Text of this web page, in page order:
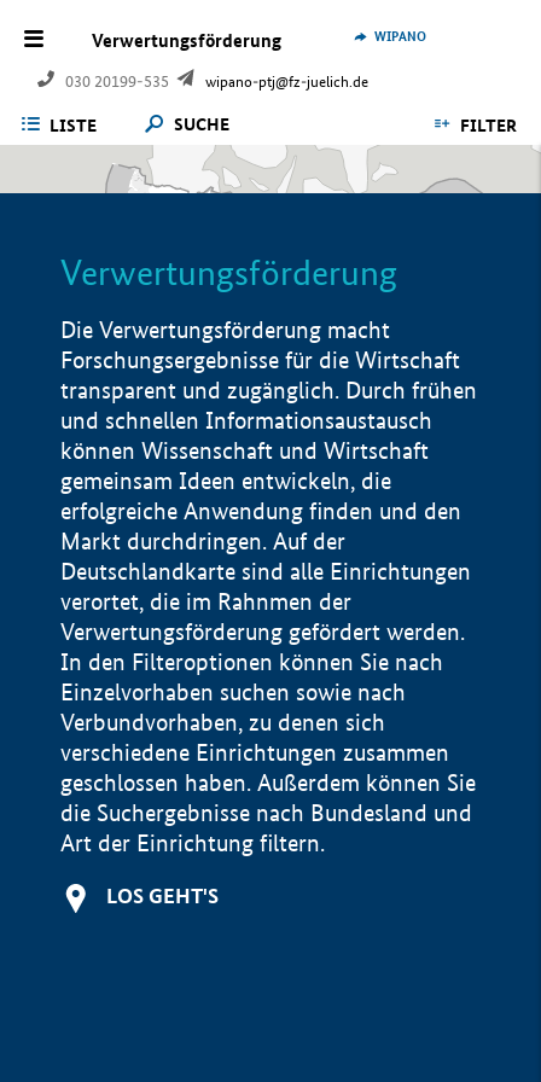
Verwertungsförderung
030 20199-535 wipano-ptj@fz-juelich.de
WIPANO
LISTE SUCHE FILTER
Verwertungsförderung
Die Verwertungsförderung macht
Forschungsergebnisse für die Wirtschaft
transparent und zugänglich. Durch frühen
und schnellen Informationsaustausch
können Wissenschaft und Wirtschaft
gemeinsam Ideen entwickeln, die
erfolgreiche Anwendung finden und den
Markt durchdringen. Auf der
Deutschlandkarte sind alle Einrichtungen
verortet, die im Rahnmen der
Verwertungsförderung gefördert werden.
In den Filteroptionen können Sie nach
Einzelvorhaben suchen sowie nach
Verbundvorhaben, zu denen sich
verschiedene Einrichtungen zusammen
geschlossen haben. Außerdem können Sie
die Suchergebnisse nach Bundesland und
Art der Einrichtung filtern.
LOS GEHT'S